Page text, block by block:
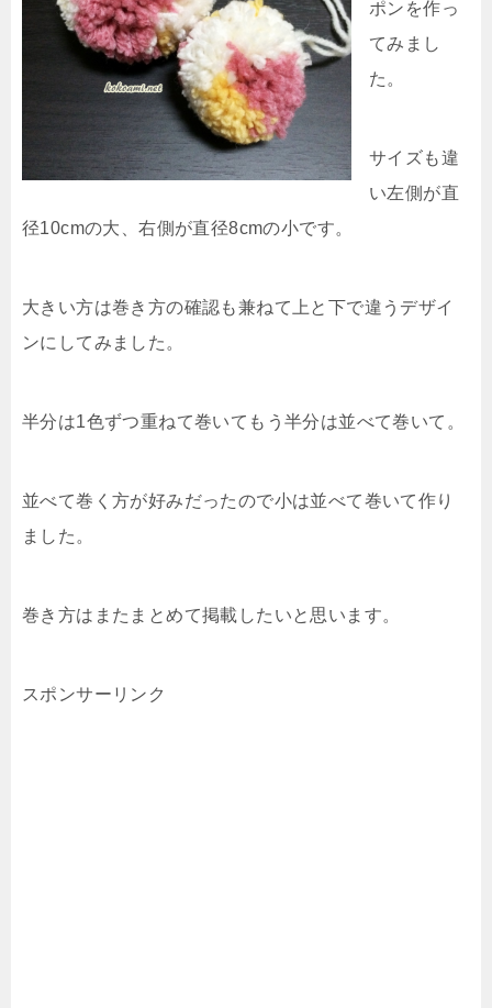
ポンを作っ
てみまし
た。
サイズも違
い左側が直
径10cmの大、右側が直径8cmの小です。
大きい方は巻き方の確認も兼ねて上と下で違うデザイ
ンにしてみました。
半分は1色ずつ重ねて巻いてもう半分は並べて巻いて。
並べて巻く方が好みだったので小は並べて巻いて作り
ました。
巻き方はまたまとめて掲載したいと思います。
スポンサーリンク